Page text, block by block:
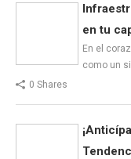
en tu
En el
como un
0 Shares